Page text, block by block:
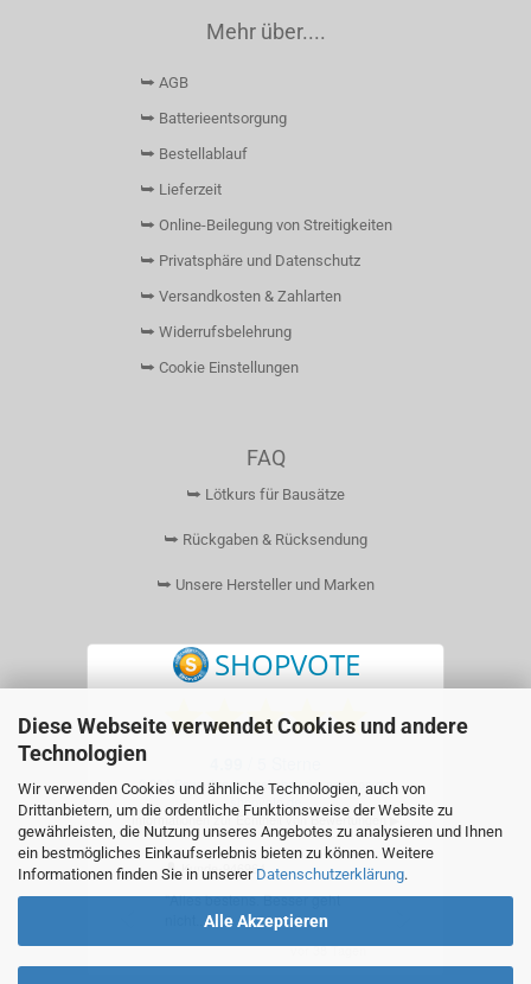
Diese Webseite verwendet Cookies und andere
Technologien
Wir verwenden Cookies und ähnliche Technologien, auch von
Drittanbietern, um die ordentliche Funktionsweise der Website zu
gewährleisten, die Nutzung unseres Angebotes zu analysieren und Ihnen
ein bestmögliches Einkaufserlebnis bieten zu können. Weitere
Informationen finden Sie in unserer Datenschutzerklärung.
Alle Akzeptieren
Mehr über....
⮩ AGB
⮩ Batterieentsorgung
⮩ Bestellablauf
⮩ Lieferzeit
⮩ Online-Beilegung von Streitigkeiten
⮩ Privatsphäre und Datenschutz
⮩ Versandkosten & Zahlarten
⮩ Widerrufsbelehrung
⮩ Cookie Einstellungen
FAQ
⮩ Lötkurs für Bausätze
⮩ Rückgaben & Rücksendung
⮩ Unsere Hersteller und Marken